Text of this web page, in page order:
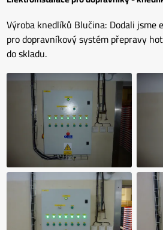
Výroba knedlíků Blučina: Dodali
pro dopravníkový systém přepravy
do skladu.